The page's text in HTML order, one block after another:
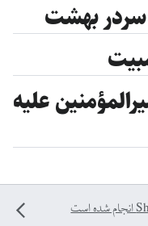
بهشت
علیه
انجام شده است